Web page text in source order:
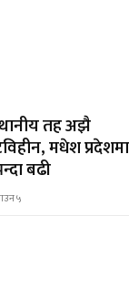
तह अझै
मधेश प्रदेशमा
बढी
५